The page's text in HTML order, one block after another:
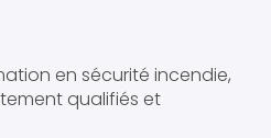
en sécurité incendie,
qualifiés et